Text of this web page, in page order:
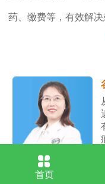
药、缴费等，有效解决
首页